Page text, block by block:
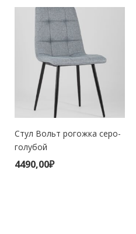
Стул Вольт рогожка серо-
голубой
4490,00₽